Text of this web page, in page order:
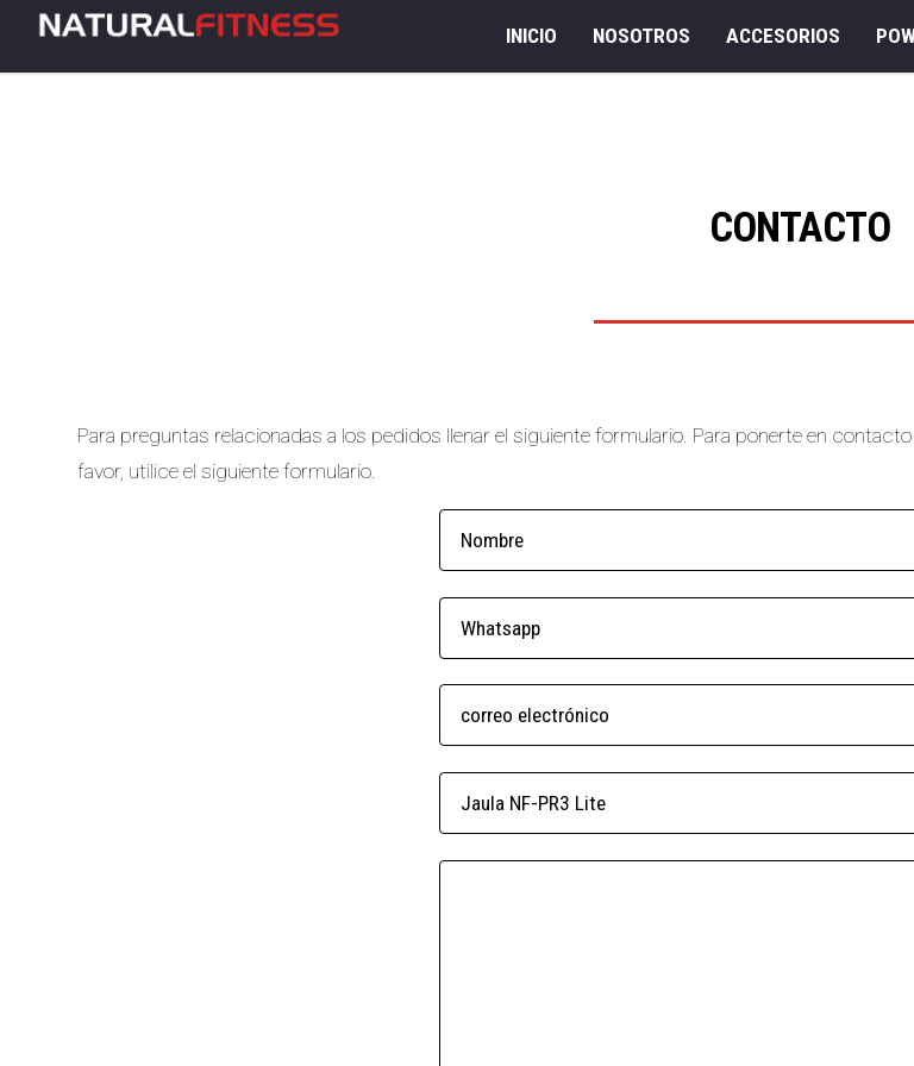
INICIO NOSOTROS ACCESORIOS
CONTACTO
Para preguntas relacionadas a los pedidos llenar el siguiente formulario. Para ponerte en
favor, utilice el siguiente formulario.